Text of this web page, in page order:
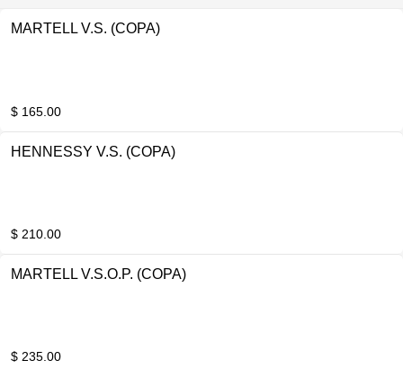
MARTELL V.S. (COPA)
$ 165.00
HENNESSY V.S. (COPA)
$ 210.00
MARTELL V.S.O.P. (COPA)
$ 235.00